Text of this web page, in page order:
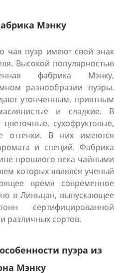
Мэнку
чая пуэр имеют свой знак
Высокой популярностью
фабрика Мэнку,
разнообразии пуэры.
утонченным, приятным
и сладкие. В
сухофруктовые,
оттенки. В них имеются
и специй. Фабрика
прошлого века чайными
которых являлся ученый
время современное
в Линьцан, выпускающее
сертифицированной
различных сортов.
пуэра из
Мэнку